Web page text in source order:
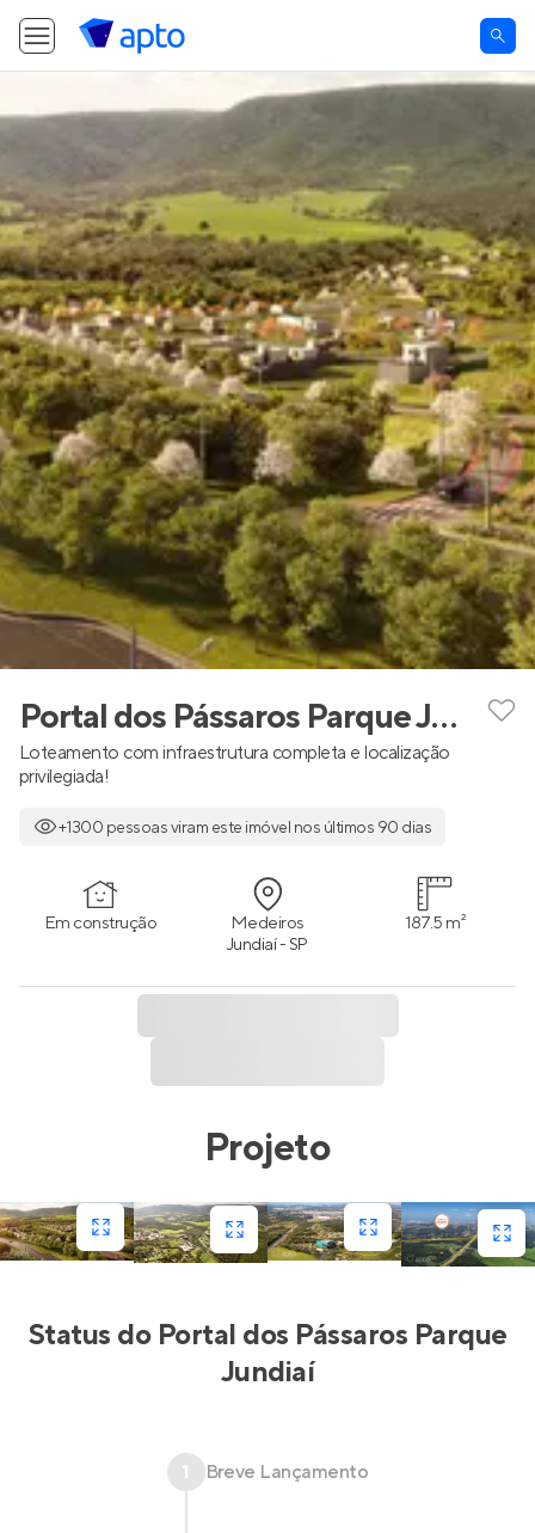
Portal dos Pássaros Parque Jundiaí
Loteamento com infraestrutura completa e localização
privilegiada!
+1300 pessoas viram este imóvel nos últimos 90 dias
Em construção Medeiros
Jundiaí - SP
187.5 m²
Projeto
Status do Portal dos Pássaros Parque
Jundiaí
1 Breve Lançamento